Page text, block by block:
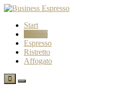
Start
Doppio
Espresso
Ristretto
Affogato